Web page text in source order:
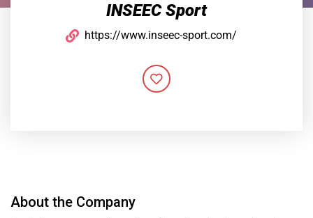
INSEEC Sport
https://www.inseec-sport.com/
About the Company